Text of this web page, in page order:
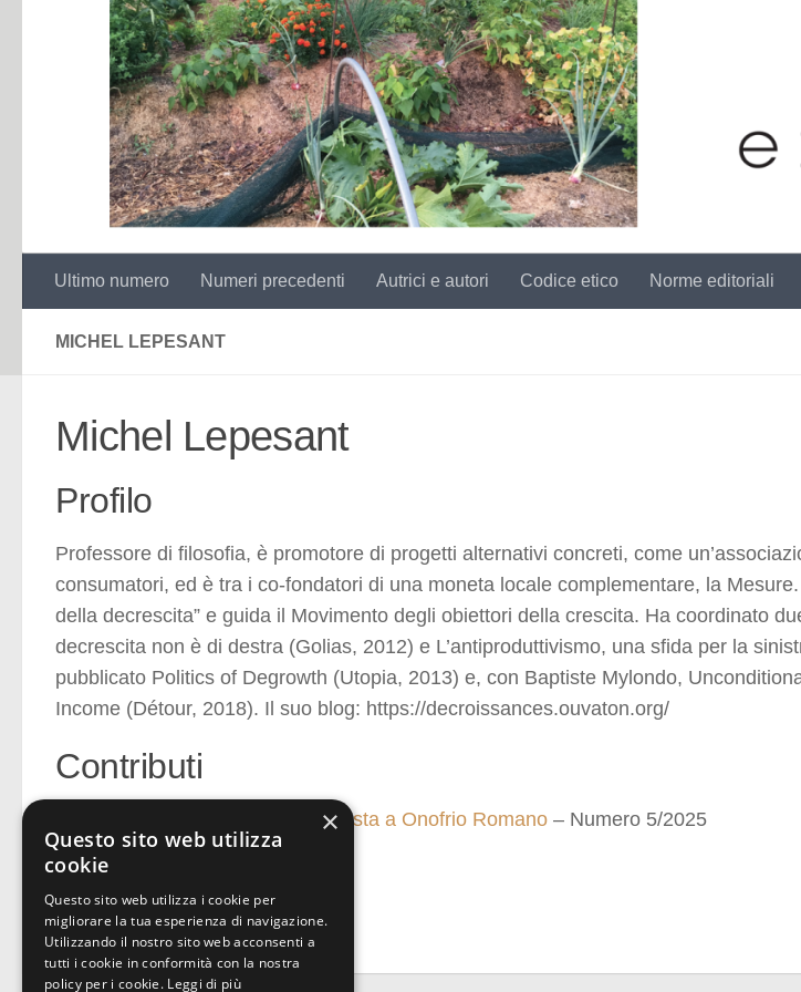
Ultimo numero Numeri precedenti Autrici e autori Codice etico Norme editoriali
MICHEL LEPESANT
Michel Lepesant
Profilo
Professore di filosofia, è promotore di progetti alternativi concreti, come
consumatori, ed è tra i co-fondatori di una moneta locale complementare, la
della decrescita” e guida il Movimento degli obiettori della crescita. Ha coordinato
decrescita non è di destra (Golias, 2012) e L’antiproduttivismo, una sfida per la
pubblicato Politics of Degrowth (Utopia, 2013) e, con Baptiste Mylondo,
Income (Détour, 2018). Il suo blog: https://decroissances.ouvaton.org/
Contributi
Dare forma alla decrescita. Intervista a Onofrio Romano – Numero 5/2025
×
Questo sito web utilizza
cookie
Questo sito web utilizza i cookie per
migliorare la tua esperienza di navigazione.
Utilizzando il nostro sito web acconsenti a
tutti i cookie in conformità con la nostra
policy per i cookie. Leggi di più